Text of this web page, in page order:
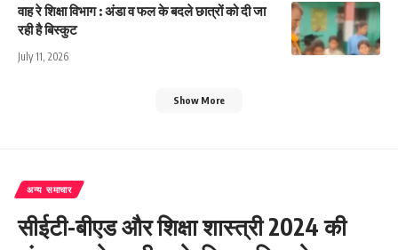
वाह रे शिक्षा विभाग : अंडा व फल के बदले छात्रों को दी जा
रही है बिस्कुट
July 11, 2026
Show More
अन्य समाचार
सीईटी-बीएड और शिक्षा शास्त्री 2024 की